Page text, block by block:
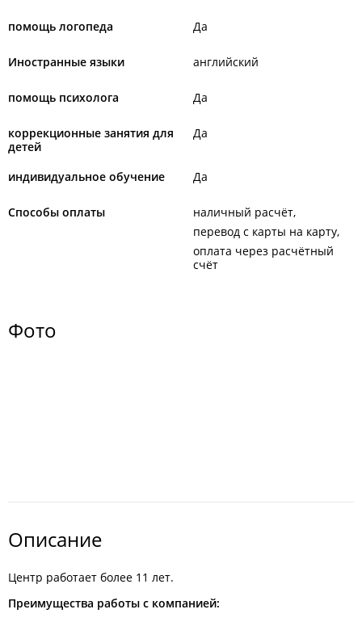
помощь логопеда Да
Иностранные языки английский
помощь психолога Да
коррекционные занятия для
детей
Да
индивидуальное обучение Да
Способы оплаты
наличный расчёт
перевод с карты на карту
оплата через расчётный
счёт
Фото
Описание
Центр работает более 11 лет.
Преимущества работы с компанией: